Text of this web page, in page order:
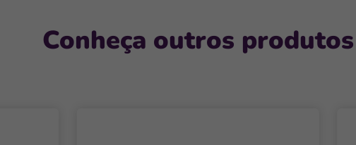
Conheça outros produtos